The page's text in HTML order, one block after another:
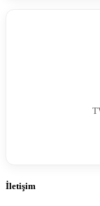
İletişim